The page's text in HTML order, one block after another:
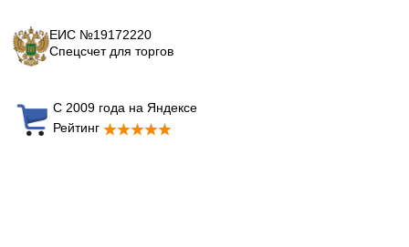
ЕИС №19172220
Спецсчет для торгов
С 2009 года на Яндексе
Рейтинг